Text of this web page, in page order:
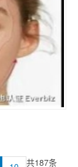
共187条